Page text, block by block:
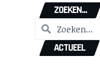
ZOEKEN...
ACTUEEL